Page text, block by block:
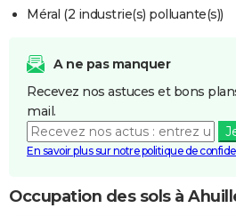
Méral (2 industrie(s) polluante(s))
A ne pas manquer
Recevez nos astuces et bons
mail.
En savoir plus sur notre politique de
Occupation des sols à